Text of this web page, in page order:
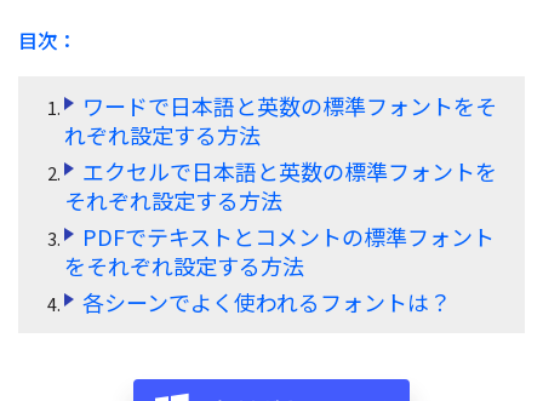
PDF 保護
PDF 電子署名
閲覧・活用
PDF 閲覧
PDF 印刷
年賀状テンプレート
履歴書テンプレート
動画で学ぶ
サポート
システム要件
よくある質問
目次：
ワードで日本語と英数の標準フォントをそ
れぞれ設定する方法
エクセルで日本語と英数の標準フォントを
それぞれ設定する方法
PDFでテキストとコメントの標準フォント
をそれぞれ設定する方法
各シーンでよく使われるフォントは？